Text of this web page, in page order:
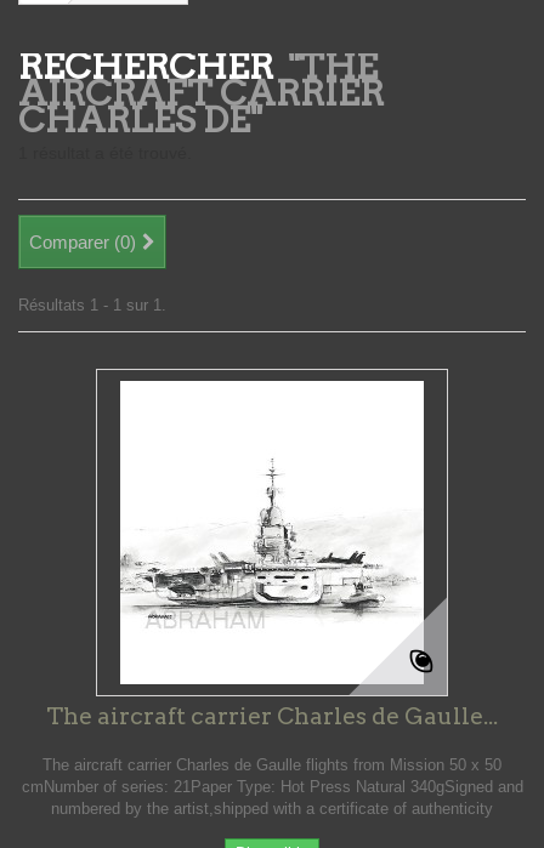
RECHERCHER "THE
AIRCRAFT CARRIER
CHARLES DE"
Comparer (0)
Résultats 1 - 1 sur 1.
The aircraft carrier Charles de Gaulle...
The aircraft carrier Charles de Gaulle flights from Mission 50 x 50
cmNumber of series: 21Paper Type: Hot Press Natural 340gSigned and
numbered by the artist,shipped with a certificate of authenticity